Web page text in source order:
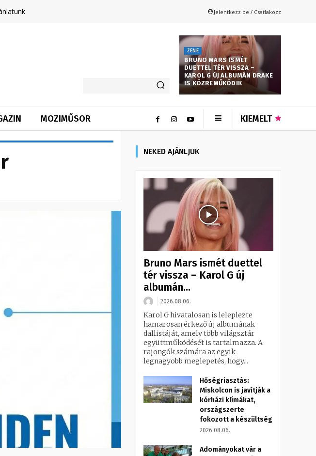
Jelentkezz be / Csatlakozz
ZENE
BRUNO MARS ISMÉT
DUETTEL TÉR VISSZA –
KAROL G ÚJ ALBUMÁN DRAKE
IS KÖZREMŰKÖDIK
MOZIMŰSOR KIEMELT
NEKED AJÁNLJUK
Bruno Mars ismét duettel
tér vissza – Karol G új
albumán...
2026.08.06.
Karol G hivatalosan is leleplezte
hamarosan érkező új albumának
dallistáját, amely több világsztár
együttműködését is tartalmazza. A
rajongók számára az egyik
legnagyobb meglepetés, hogy...
Hőségriasztás:
Miskolcon is javítják a
kórházi klímákat,
országszerte
fokozott a készültség
2026.08.06.
Adományokat vár a